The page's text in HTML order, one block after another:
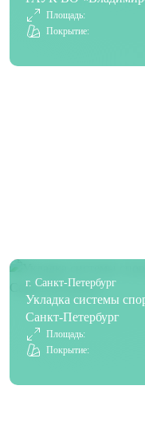
Площадь:
Покрытие:
г. Санкт-Петербург
Укладка системы
Санкт-Петербург
Площадь:
Покрытие: